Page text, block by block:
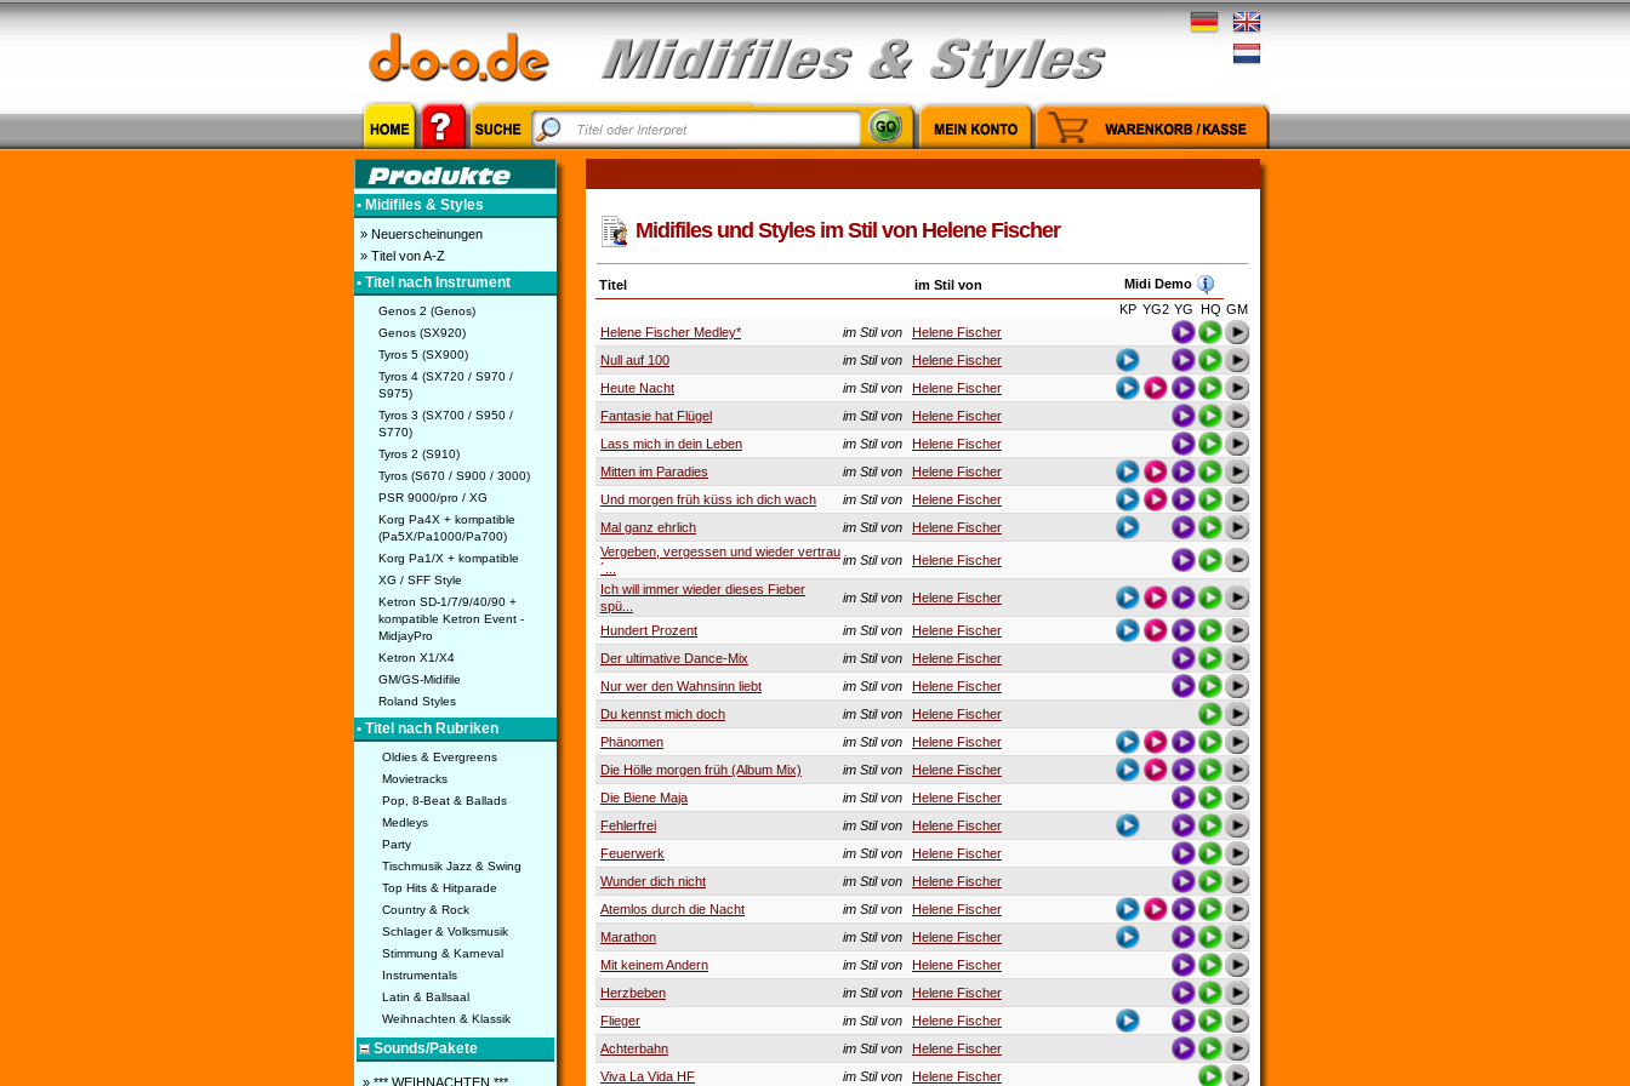
• Midifiles & Styles
» Neuerscheinungen
» Titel von A-Z
• Titel nach Instrument
Genos 2 (Genos)
Genos (SX920)
Tyros 5 (SX900)
Tyros 4 (SX720 / S970 /
S975)
Tyros 3 (SX700 / S950 /
S770)
Tyros 2 (S910)
Tyros (S670 / S900 / 3000)
PSR 9000/pro / XG
Korg Pa4X + kompatible
(Pa5X/Pa1000/Pa700)
Korg Pa1/X + kompatible
XG / SFF Style
Ketron SD-1/7/9/40/90 +
kompatible Ketron Event -
MidjayPro
Ketron X1/X4
GM/GS-Midifile
Roland Styles
• Titel nach Rubriken
Oldies & Evergreens
Movietracks
Pop, 8-Beat & Ballads
Medleys
Party
Tischmusik Jazz & Swing
Top Hits & Hitparade
Country & Rock
Schlager & Volksmusik
Stimmung & Karneval
Instrumentals
Latin & Ballsaal
Weihnachten & Klassik
Sounds/Pakete
» *** WEIHNACHTEN ***
Midifiles und Styles im Stil von Helene Fischer
Titel im Stil von
Midi Demo
KP YG2 YG HQ GM
Helene Fischer Medley*
im Stil von
Helene Fischer
Null auf 100
im Stil von
Helene Fischer
Heute Nacht
im Stil von
Helene Fischer
Fantasie hat Flügel
im Stil von
Helene Fischer
Lass mich in dein Leben
im Stil von
Helene Fischer
Mitten im Paradies
im Stil von
Helene Fischer
Und morgen früh küss ich dich wach
im Stil von
Helene Fischer
Mal ganz ehrlich
im Stil von
Helene Fischer
Vergeben, vergessen und wieder vertrau
´...
im Stil von
Helene Fischer
Ich will immer wieder dieses Fieber
spü...
im Stil von Helene Fischer
Hundert Prozent im Stil von
Helene Fischer
Der ultimative Dance-Mix
im Stil von
Helene Fischer
Nur wer den Wahnsinn liebt
im Stil von
Helene Fischer
Du kennst mich doch
im Stil von
Helene Fischer
Phänomen
im Stil von
Helene Fischer
Die Hölle morgen früh (Album Mix)
im Stil von
Helene Fischer
Die Biene Maja
im Stil von
Helene Fischer
Fehlerfrei
im Stil von
Helene Fischer
Feuerwerk
im Stil von
Helene Fischer
Wunder dich nicht
im Stil von
Helene Fischer
Atemlos durch die Nacht
im Stil von
Helene Fischer
Marathon
im Stil von
Helene Fischer
Mit keinem Andern
im Stil von
Helene Fischer
Herzbeben
im Stil von
Helene Fischer
Flieger
im Stil von
Helene Fischer
Achterbahn
im Stil von
Helene Fischer
Viva La Vida HF
im Stil von Helene Fischer